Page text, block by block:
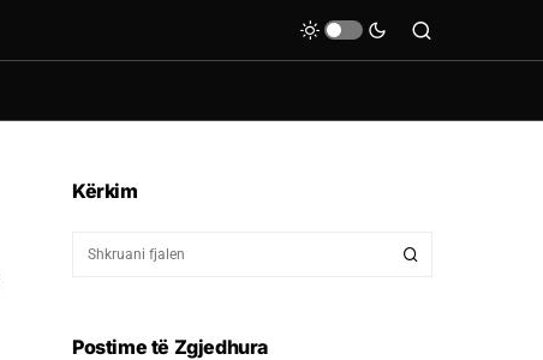
Kërkim
Postime të Zgjedhura